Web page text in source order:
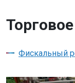
Фискальный